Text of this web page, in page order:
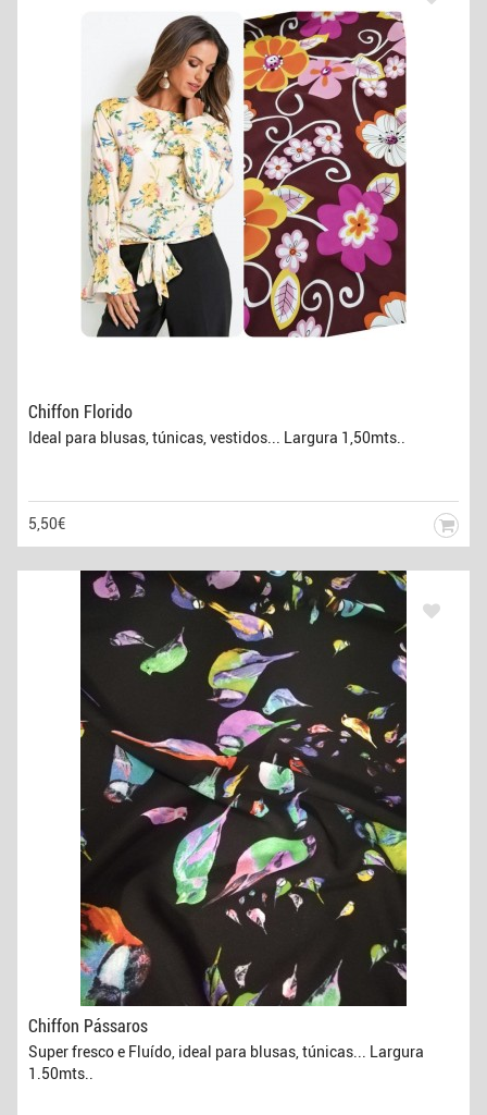
Chiffon Florido
Ideal para blusas, túnicas, vestidos... Largura 1,50mts..
5,50€
Chiffon Pássaros
Super fresco e Fluído, ideal para blusas, túnicas... Largura
1.50mts..